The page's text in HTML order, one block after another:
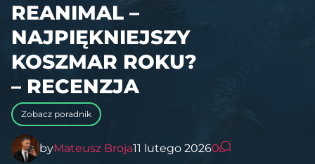
REANIMAL –
NAJPIĘKNIEJSZY
KOSZMAR ROKU?
– RECENZJA
Zobacz poradnik
byMateusz Broja11 lutego 20260